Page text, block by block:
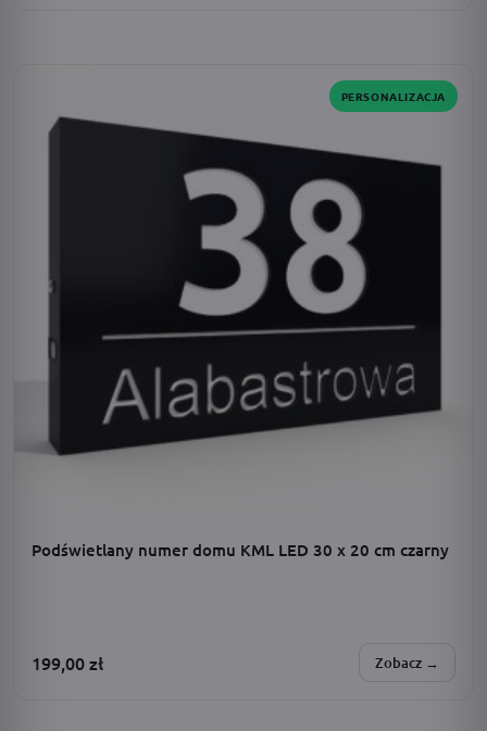
PERSONALIZACJA
Podświetlany numer domu KML LED 30 x 20 cm czarny
199,00zł Zobacz →